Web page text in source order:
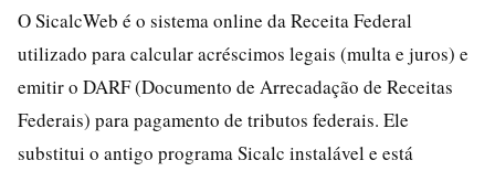
O SicalcWeb é o sistema online da Receita Federal
utilizado para calcular acréscimos legais (multa e juros) e
emitir o DARF (Documento de Arrecadação de Receitas
Federais) para pagamento de tributos federais. Ele
substitui o antigo programa Sicalc instalável e está